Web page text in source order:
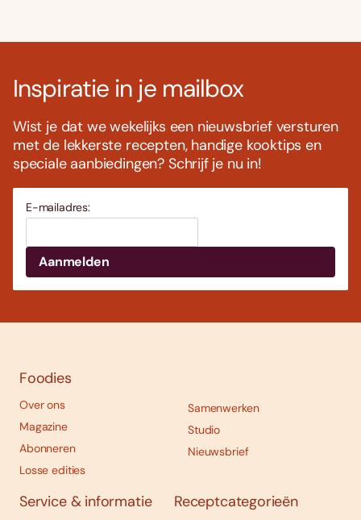
Inspiratie in je mailbox
Wist je dat we wekelijks een nieuwsbrief versturen
met de lekkerste recepten, handige kooktips en
speciale aanbiedingen? Schrijf je nu in!
E-mailadres:
Foodies
Over ons
Magazine
Abonneren
Losse edities
Samenwerken
Studio
Nieuwsbrief
Service & informatie Receptcategorieën